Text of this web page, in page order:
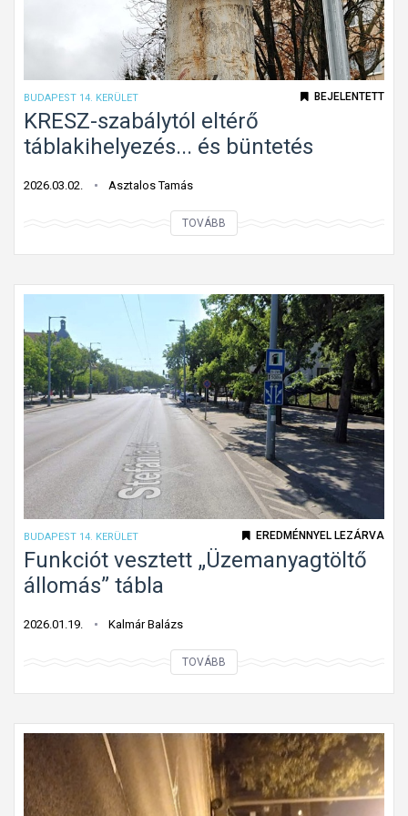
b
a
n
(
s
)
t
t
h
g
y
á
l
á
k
BEJELENTETT
BUDAPEST 14. KERÜLET
KRESZ-szabálytól eltérő
táblakihelyezés... és büntetés
2026.03.02. Asztalos Tamás
TOVÁBB
S
Z
-
s
z
a
b
á
l
y
ó
r
t
á
b
EREDMÉNNYEL LEZÁRVA
BUDAPEST 14. KERÜLET
Funkciót vesztett „Üzemanyagtöltő
állomás” tábla
2026.01.19. Kalmár Balázs
TOVÁBB
k
i
ó